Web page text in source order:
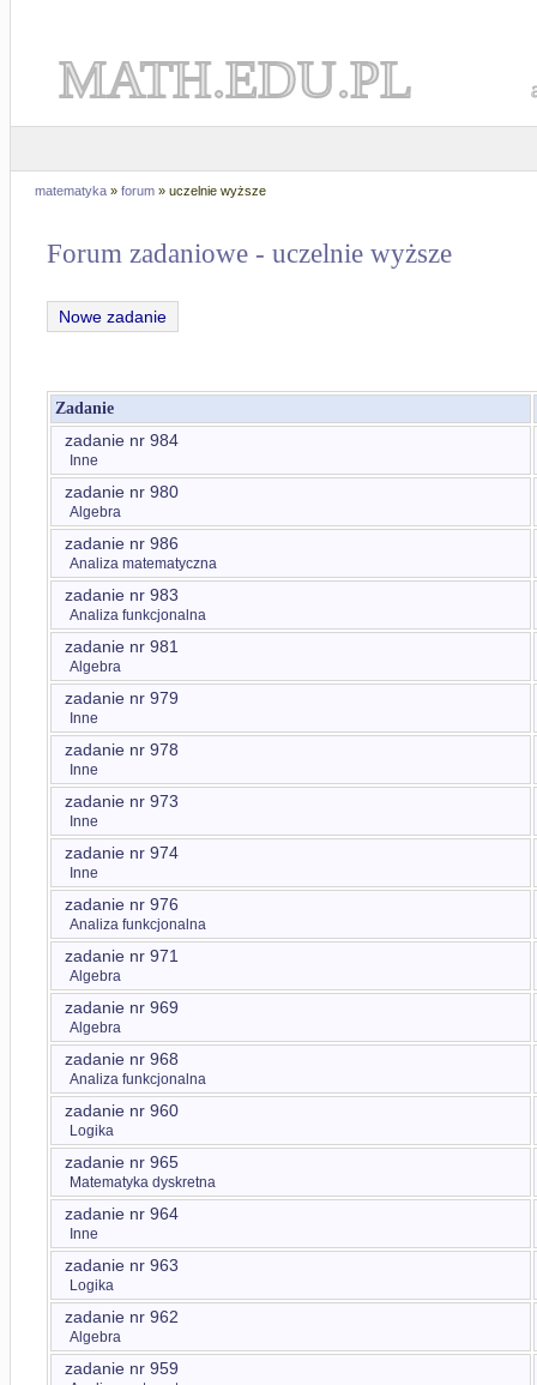
MATH.EDU.PL
matematyka » forum » uczelnie wyższe
Forum zadaniowe - uczelnie wyższe
Nowe zadanie
Zadanie
zadanie nr 984
Inne
zadanie nr 980
Algebra
zadanie nr 986
Analiza matematyczna
zadanie nr 983
Analiza funkcjonalna
zadanie nr 981
Algebra
zadanie nr 979
Inne
zadanie nr 978
Inne
zadanie nr 973
Inne
zadanie nr 974
Inne
zadanie nr 976
Analiza funkcjonalna
zadanie nr 971
Algebra
zadanie nr 969
Algebra
zadanie nr 968
Analiza funkcjonalna
zadanie nr 960
Logika
zadanie nr 965
Matematyka dyskretna
zadanie nr 964
Inne
zadanie nr 963
Logika
zadanie nr 962
Algebra
zadanie nr 959